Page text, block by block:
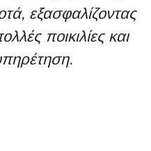
εξασφαλίζοντας
ποικιλίες και